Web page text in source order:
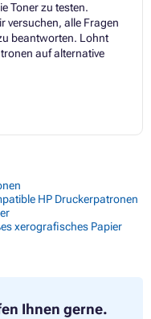
Toner zu testen.
versuchen, alle Fragen
beantworten. Lohnt
auf alternative
HP Druckerpatronen
xerografisches Papier
Ihnen gerne.